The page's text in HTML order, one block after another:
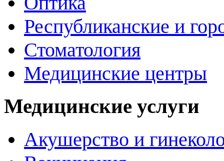
Республиканские и
Стоматология
Медицинские центры
Медицинские услуги
Акушерство и